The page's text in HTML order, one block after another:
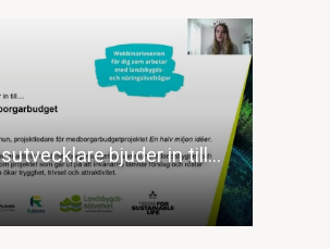
bjuder in till…